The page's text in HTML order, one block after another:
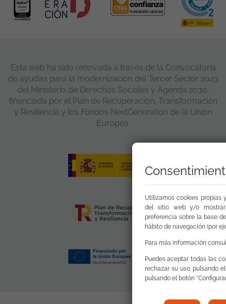
Esta web ha sido renovada a través de la Convocatoria
de ayudas para la modernización del Tercer Sector 2023
del Ministerio de Derechos Sociales y Agenda 2030,
financiada por el Plan de Recuperación, Transformación
y Resiliencia y los Fondos NextGeneration de la Unión
Europea.
Utilizamos cookies propias
del sitio web y/o
preferencia sobre la base
hábito de navegación (por
Para más información
Puedes aceptar todas las
rechazar su uso pulsando
pulsando el botón